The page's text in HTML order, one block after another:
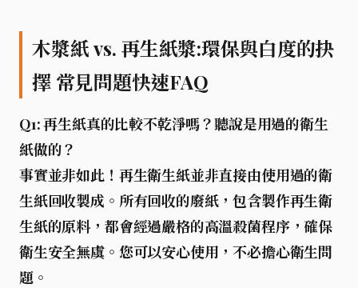
木漿紙 vs. 再生紙漿:環保與白度的抉
擇 常見問題快速FAQ
Q1: 再生紙真的比較不乾淨嗎？聽說是用過的衛生
紙做的？
事實並非如此！再生衛生紙並非直接由使用過的衛
生紙回收製成。所有回收的廢紙，包含製作再生衛
生紙的原料，都會經過嚴格的高溫殺菌程序，確保
衛生安全無虞。您可以安心使用，不必擔心衛生問
題。